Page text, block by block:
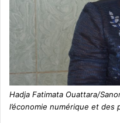
Hadja Fatimata Ouattara/
l’économie numérique et des